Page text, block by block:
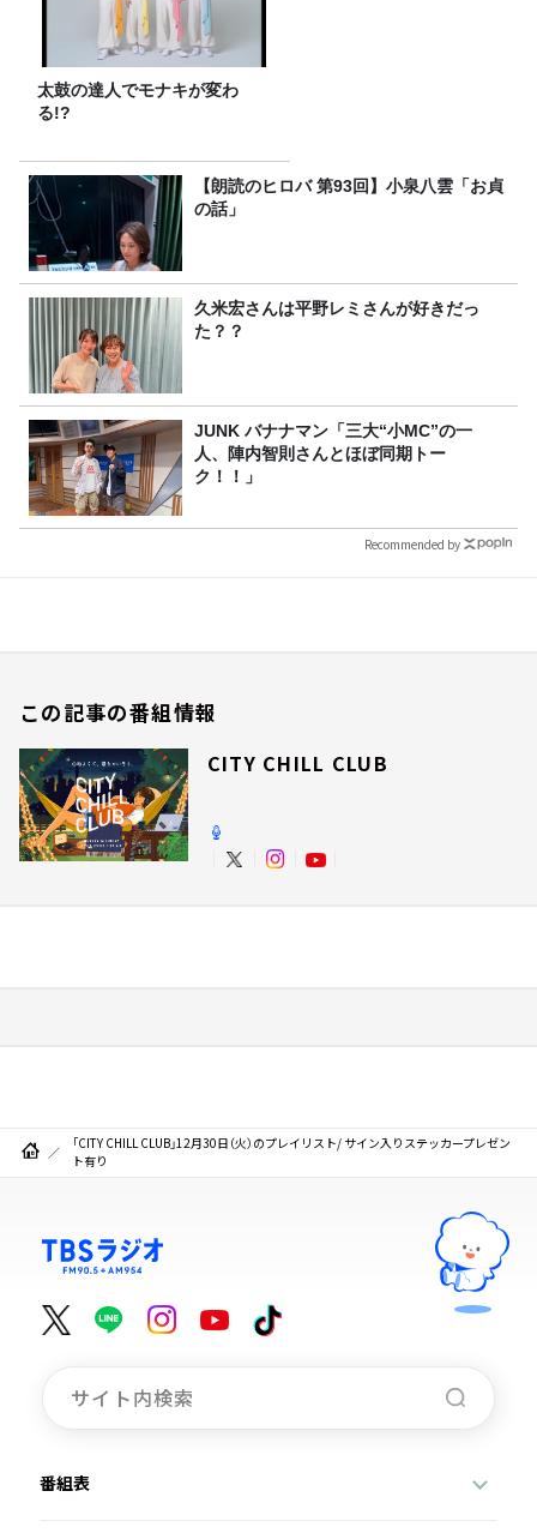
太鼓の達人でモナキが変わ
る!?
【朗読のヒロバ 第93回】小泉八雲「お貞
の話」
久米宏さんは平野レミさんが好きだっ
た？？
JUNK バナナマン「三大“小MC”の一
人、陣内智則さんとほぼ同期トー
ク！！」
Recommended by
この記事の番組情報
CITY CHILL CLUB
「CITY CHILL CLUB」12月30日（火）のプレイリスト/ サイン入りステッカープレゼン
ト有り
番組表